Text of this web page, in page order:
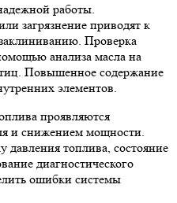
работы.
загрязнение приводят к
Проверка
анализа масла на
Повышенное содержание
элементов.
проявляются
и снижением мощности.
давления топлива, состояние
диагностического
ошибки системы